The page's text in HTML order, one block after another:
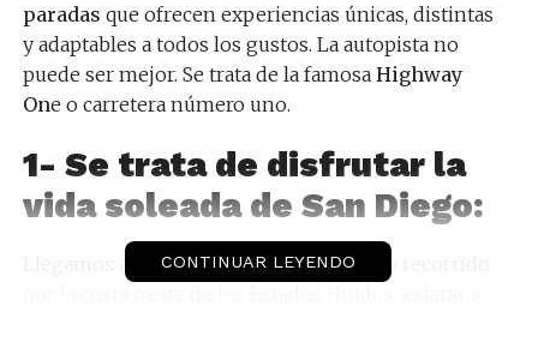
paradas que ofrecen experiencias únicas, distintas
y adaptables a todos los gustos. La autopista no
puede ser mejor. Se trata de la famosa Highway
One o carretera número uno.
1- Se trata de disfrutar la
vida soleada de San Diego:
Llegamos al punto de partida de nuestro recorrido
CONTINUAR LEYENDO